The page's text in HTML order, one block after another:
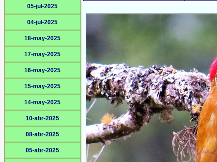
05-jul-2025
04-jul-2025
18-may-2025
17-may-2025
16-may-2025
15-may-2025
14-may-2025
10-abr-2025
08-abr-2025
05-abr-2025